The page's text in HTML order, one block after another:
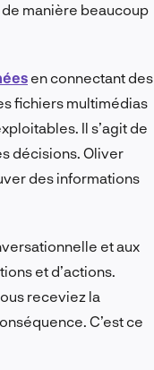
manière beaucoup
en connectant des
fichiers multimédias
Il s’agit de
décisions. Oliver
des informations
et aux
et d’actions.
receviez la
C’est ce